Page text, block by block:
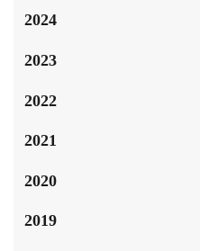
2024
2023
2022
2021
2020
2019